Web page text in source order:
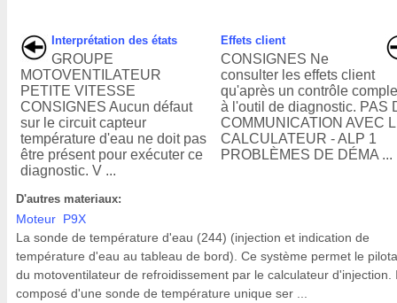
Interprétation des états
GROUPE
MOTOVENTILATEUR
PETITE VITESSE
CONSIGNES Aucun défaut
sur le circuit capteur
température d'eau ne doit pas
être présent pour exécuter ce
diagnostic. V ...
Effets client
CONSIGNES Ne
consulter les effets client
qu'après un contrôle
à l'outil de diagnostic. PAS
COMMUNICATION AVEC
CALCULATEUR - ALP 1
PROBLÈMES DE DÉMA ...
D'autres materiaux:
Moteur P9X
La sonde de température d'eau (244) (injection et indication de
température d'eau au tableau de bord). Ce système permet le
du motoventilateur de refroidissement par le calculateur d'injection.
composé d'une sonde de température unique ser ...